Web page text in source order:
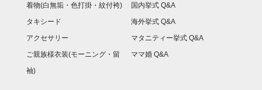
着物(白無垢・色打掛・紋付袴)
タキシード
アクセサリー
ご親族様衣装(モーニング・留
袖)
国内挙式 Q&A
海外挙式 Q&A
マタニティー挙式 Q&A
ママ婚 Q&A